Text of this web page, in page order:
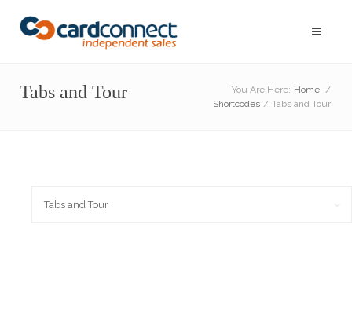
Tabs and Tour You Are Here: Home /
Shortcodes / Tabs and Tour
Tabs and Tour